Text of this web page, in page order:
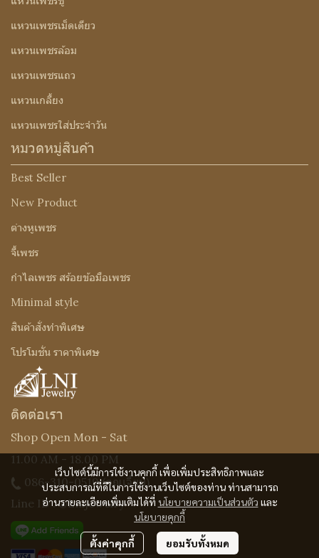
เว็บไซต์นี้มีการใช้งานคุกกี้ เพื่อเพิ่มประสิทธิภาพและ
ประสบการณ์ที่ดีในการใช้งานเว็บไซต์ของท่าน ท่านสามารถ
อ่านรายละเอียดเพิ่มเติมได้ที่ นโยบายความเป็นส่วนตัว และ
นโยบายคุกกี้
ตั้งค่าคุกกี้ ยอมรับทั้งหมด
แหวนเพชรเม็ดเดียว
แหวนเพชรล้อม
แหวนเพชรแถว
แหวนเกลี้ยง
แหวนเพชรใส่ประจำวัน
หมวดหมู่สินค้า
Best Seller
New Product
ต่างหูเพชร
จี้เพชร
กำไลเพชร สร้อยข้อมือเพชร
Minimal style
สินค้าสั่งทำพิเศษ
โปรโมชั่น ราคาพิเศษ
ติดต่อเรา
Shop Open Mon - Sat
11.00 AM - 18.00 PM
086-310-0519(คุณเจี๊ยบ)
Line ID : @Lnijewelry